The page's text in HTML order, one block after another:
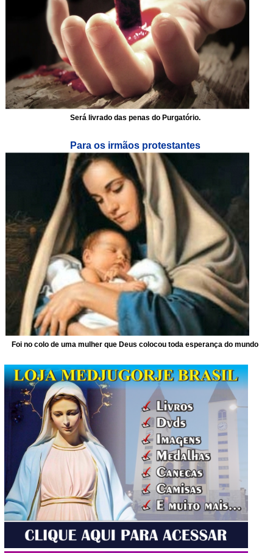
Será livrado das penas do Purgatório.
Para os irmãos protestantes
Foi no colo de uma mulher que Deus colocou toda esperança do mundo